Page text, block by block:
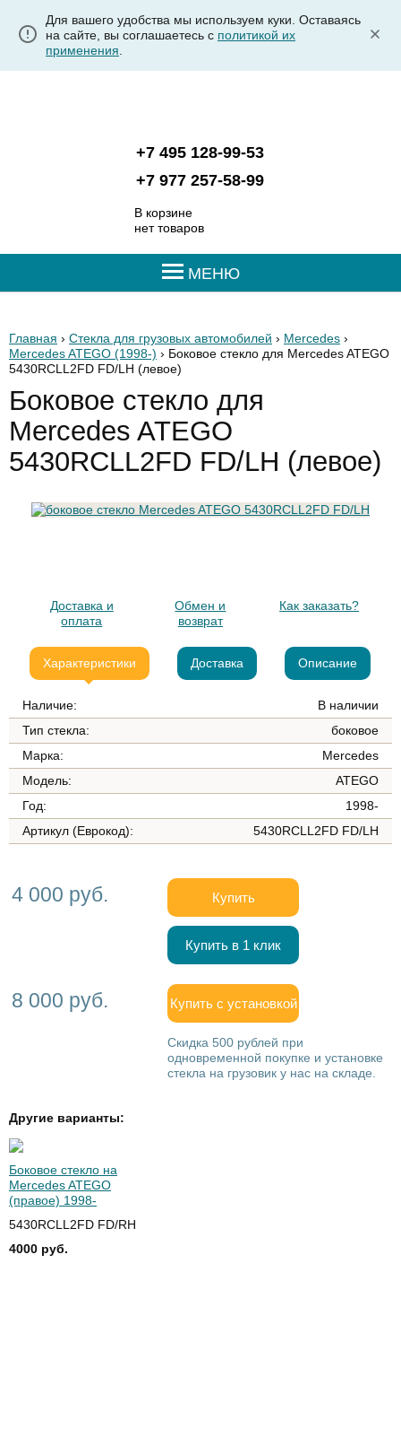
Для вашего удобства мы используем куки. Оставаясь
на сайте, вы соглашаетесь с политикой их
применения
+7 495 128-99-53
+7 977 257-58-99
В корзине
нет товаров
МЕНЮ
Главная › Стекла для грузовых автомобилей › Mercedes ›
Mercedes ATEGO (1998-) › Боковое стекло для Mercedes ATEGO
5430RCLL2FD FD/LH (левое)
Боковое стекло для
Mercedes ATEGO
5430RCLL2FD FD/LH (левое)
Доставка и
оплата
Обмен и
возврат
Как заказать?
Характеристики Доставка Описание
Наличие:
В наличии
Тип стекла:
боковое
Марка:
Mercedes
Модель:
ATEGO
Год:
1998-
Артикул (Еврокод):
5430RCLL2FD FD/LH
4 000 руб. Купить
Купить в 1 клик
8 000 руб. Купить с установкой
Скидка 500 рублей при
одновременной покупке и установке
стекла на грузовик у нас на складе.
Другие варианты:
Боковое стекло на
Mercedes ATEGO
(правое) 1998-
5430RCLL2FD FD/RH
4000 руб.